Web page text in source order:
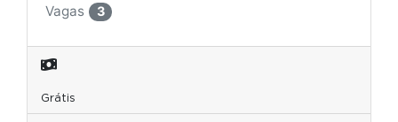
Vagas
3
Grátis